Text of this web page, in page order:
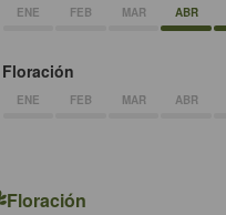
ENE FEB MAR ABR
Floración
ENE FEB MAR ABR
Floración